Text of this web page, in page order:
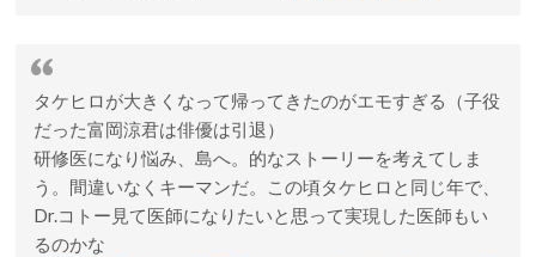
タケヒロが大きくなって帰ってきたのがエモすぎる（子役
だった富岡涼君は俳優は引退）
研修医になり悩み、島へ。的なストーリーを考えてしま
う。間違いなくキーマンだ。この頃タケヒロと同じ年で、
Dr.コトー見て医師になりたいと思って実現した医師もい
るのかな